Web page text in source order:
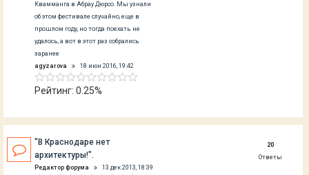
Квамманга в Абрау Дюрсо. Мы узнали
об этом фестивале случайно, еще в
прошлом году, но тогда поехать не
удалось, а вот в этот раз собрались
заранее
agyzarova
18 июн 2016, 19:42
Рейтинг: 0.25%
"В Краснодаре нет
архитектуры!".
Редактор форума 13 дек 2013, 18:39
20
Ответы